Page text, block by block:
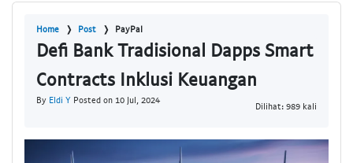
Home Post PayPal
Defi Bank Tradisional Dapps Smart
Contracts Inklusi Keuangan
By Eldi Y Posted on 10 Jul, 2024
Dilihat: 989 kali